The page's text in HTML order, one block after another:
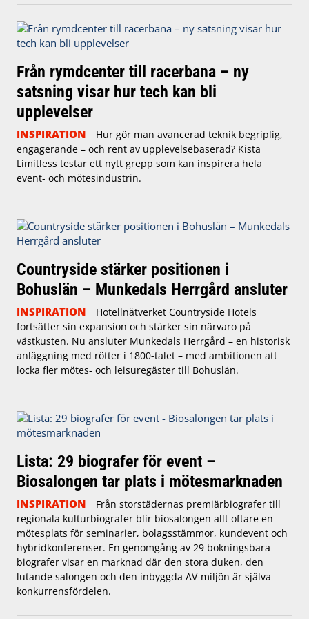
Från rymdcenter till racerbana – ny
satsning visar hur tech kan bli
upplevelser
INSPIRATION
Hur gör man avancerad teknik begriplig,
engagerande – och rent av upplevelsebaserad? Kista
Limitless testar ett nytt grepp som kan inspirera hela
event- och mötesindustrin.
Countryside stärker positionen i
Bohuslän – Munkedals Herrgård ansluter
INSPIRATION
Hotellnätverket Countryside Hotels
fortsätter sin expansion och stärker sin närvaro på
västkusten. Nu ansluter Munkedals Herrgård – en historisk
anläggning med rötter i 1800-talet – med ambitionen att
locka fler mötes- och leisuregäster till Bohuslän.
Lista: 29 biografer för event –
Biosalongen tar plats i mötesmarknaden
INSPIRATION
Från storstädernas premiärbiografer till
regionala kulturbiografer blir biosalongen allt oftare en
mötesplats för seminarier, bolagsstämmor, kundevent och
hybridkonferenser. En genomgång av 29 bokningsbara
biografer visar en marknad där den stora duken, den
lutande salongen och den inbyggda AV-miljön är själva
konkurrensfördelen.